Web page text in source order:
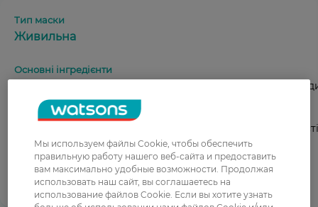
Живильна
Натуральні олії (ши, авокадо), вітамін Е, прополіс,
Усуває сухість, лущення, сприяє збільшенню
м’якості.
2–3 рази на тиждень залежно від потреб
Мы используем файлы Cookie, чтобы обеспечить
правильную работу нашего веб-сайта и предоставить
вам максимально удобные возможности. Продолжая
использовать наш сайт, вы соглашаетесь на
использование файлов Cookie. Если вы хотите узнать